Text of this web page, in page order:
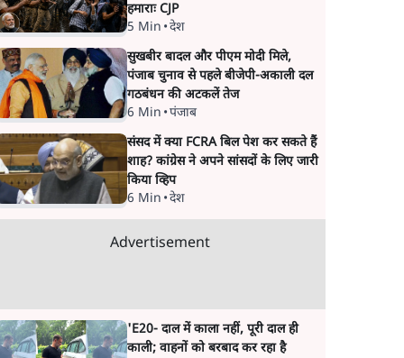
हमाराः CJP
5 Min •देश
सुखबीर बादल और पीएम मोदी मिले,
पंजाब चुनाव से पहले बीजेपी-अकाली दल
गठबंधन की अटकलें तेज
6 Min •पंजाब
संसद में क्या FCRA बिल पेश कर सकते हैं
शाह? कांग्रेस ने अपने सांसदों के लिए जारी
किया व्हिप
6 Min •देश
Advertisement
'E20- दाल में काला नहीं, पूरी दाल ही
काली; वाहनों को बरबाद कर रहा है